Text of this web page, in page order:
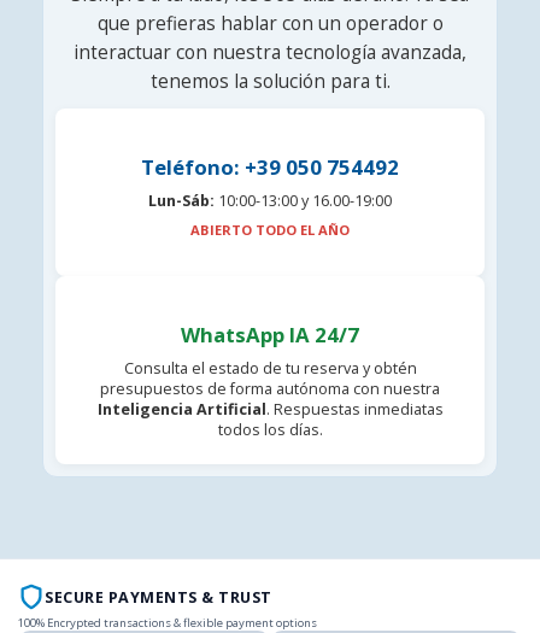
que prefieras hablar con un operador o
interactuar con nuestra tecnología avanzada,
tenemos la solución para ti.
Teléfono: +39 050 754492
Lun-Sáb: 10:00-13:00 y 16.00-19:00
ABIERTO TODO EL AÑO
WhatsApp IA 24/7
Consulta el estado de tu reserva y obtén
presupuestos de forma autónoma con nuestra
Inteligencia Artificial. Respuestas inmediatas
todos los días.
SECURE PAYMENTS & TRUST
100% Encrypted transactions & flexible payment options